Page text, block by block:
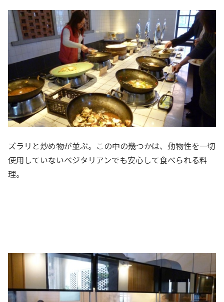
ズラリと炒め物が並ぶ。この中の幾つかは、動物性を一切
使用していないベジタリアンでも安心して食べられる料
理。